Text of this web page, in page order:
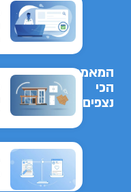
המאמרים
הכי
נצפים